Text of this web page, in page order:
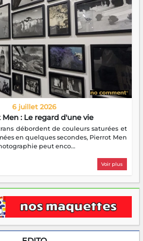
6 juillet 2026
: Le regard d'une vie
débordent de couleurs saturées et
en quelques secondes, Pierrot Men
peut enco...
Voir plus